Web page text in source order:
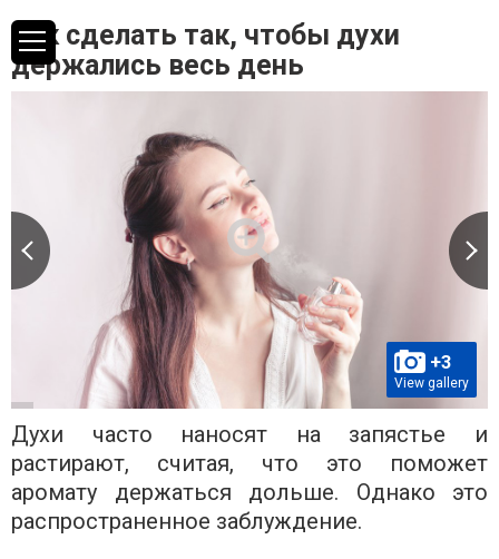
Как сделать так, чтобы духи
держались весь день
+3
View gallery
Духи часто наносят на запястье и
растирают, считая, что это поможет
аромату держаться дольше. Однако это
распространенное заблуждение.